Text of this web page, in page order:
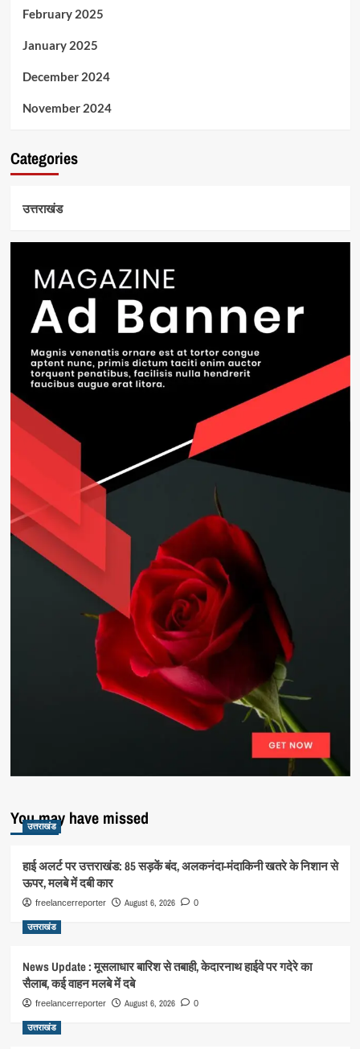
February 2025
January 2025
December 2024
November 2024
Categories
उत्तराखंड
You may have missed
उत्तराखंड
हाई अलर्ट पर उत्तराखंड: 85 सड़कें बंद, अलकनंदा-मंदाकिनी खतरे के निशान से
ऊपर, मलबे में दबी कार
freelancerreporter August 6, 2026 0
उत्तराखंड
News Update : मूसलाधार बारिश से तबाही, केदारनाथ हाईवे पर गदेरे का
सैलाब, कई वाहन मलबे में दबे
freelancerreporter August 6, 2026 0
उत्तराखंड